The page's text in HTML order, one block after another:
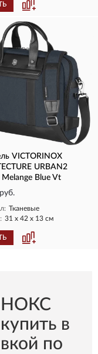
VICTORINOX
URBAN2
Blue Vt
Тканевые
31 х 42 х 13 см
в
по